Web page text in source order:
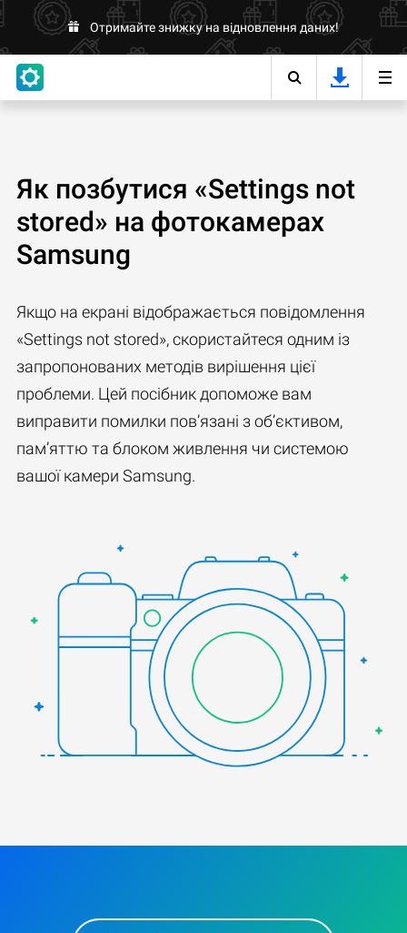
Отримайте знижку на відновлення даних!
Як позбутися «Settings not
stored» на фотокамерах
Samsung
Якщо на екрані відображається повідомлення
«Settings not stored», скористайтеся одним із
запропонованих методів вирішення цієї
проблеми. Цей посібник допоможе вам
виправити помилки пов’язані з об’єктивом,
пам’яттю та блоком живлення чи системою
вашої камери Samsung.